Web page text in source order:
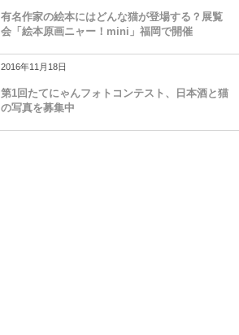
有名作家の絵本にはどんな猫が登場する？展覧
会「絵本原画ニャー！mini」福岡で開催
2016年11月18日
第1回たてにゃんフォトコンテスト、日本酒と猫
の写真を募集中